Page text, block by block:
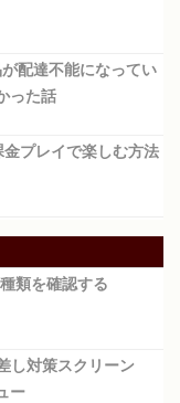
配達不能になってい
った話
プレイで楽しむ方法
類を確認する
し対策スクリーン
ー